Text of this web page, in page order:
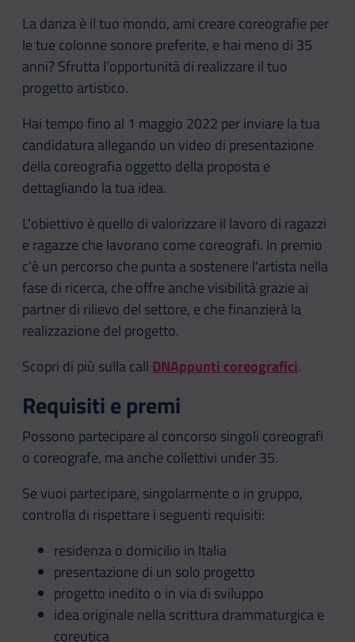
La danza è il tuo mondo, ami creare coreografie per
le tue colonne sonore preferite, e hai meno di 35
anni? Sfrutta l’opportunità di realizzare il tuo
progetto artistico.
Hai tempo fino al 1 maggio 2022 per inviare la tua
candidatura allegando un video di presentazione
della coreografia oggetto della proposta e
dettagliando la tua idea.
L’obiettivo è quello di valorizzare il lavoro di ragazzi
e ragazze che lavorano come coreografi. In premio
c’è un percorso che punta a sostenere l’artista nella
fase di ricerca, che offre anche visibilità grazie ai
partner di rilievo del settore, e che finanzierà la
realizzazione del progetto.
Scopri di più sulla call DNAppunti coreografici.
Requisiti e premi
Possono partecipare al concorso singoli coreografi
o coreografe, ma anche collettivi under 35.
Se vuoi partecipare, singolarmente o in gruppo,
controlla di rispettare i seguenti requisiti:
residenza o domicilio in Italia
presentazione di un solo progetto
progetto inedito o in via di sviluppo
idea originale nella scrittura drammaturgica e
coreutica